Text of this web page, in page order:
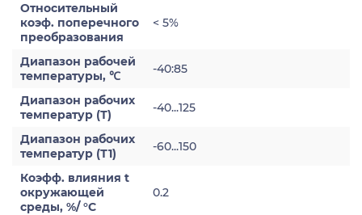
Относительный
коэф. поперечного
преобразования
< 5%
Диапазон рабочей
температуры, ℃
-40:85
Диапазон рабочих
температур (Т)
-40...125
Диапазон рабочих
температур (Т1)
-60...150
Коэфф. влияния t
окружающей
среды, %/ °С
0.2